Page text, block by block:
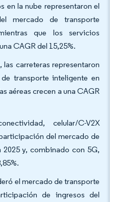
en la nube representaron el
mercado de transporte
que los servicios
CAGR del 15,25%.
carreteras representaron
transporte inteligente en
aéreas crecen a una CAGR
celular/C-V2X
del mercado de
y, combinado con 5G,
el mercado de transporte
de ingresos del